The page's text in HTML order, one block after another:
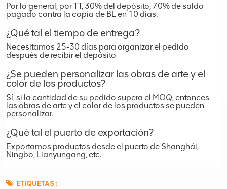
Por lo general, por TT, 30% del depósito, 70% de saldo
pagado contra la copia de BL en 10 días.
¿Qué tal el tiempo de entrega?
Necesitamos 25-30 días para organizar el pedido
después de recibir el depósito
¿Se pueden personalizar las obras de arte y el
color de los productos?
Sí, si la cantidad de su pedido supera el MOQ, entonces
las obras de arte y el color de los productos se pueden
personalizar.
¿Qué tal el puerto de exportación?
Exportamos productos desde el puerto de Shanghái,
Ningbo, Lianyungang, etc.
ETIQUETAS :